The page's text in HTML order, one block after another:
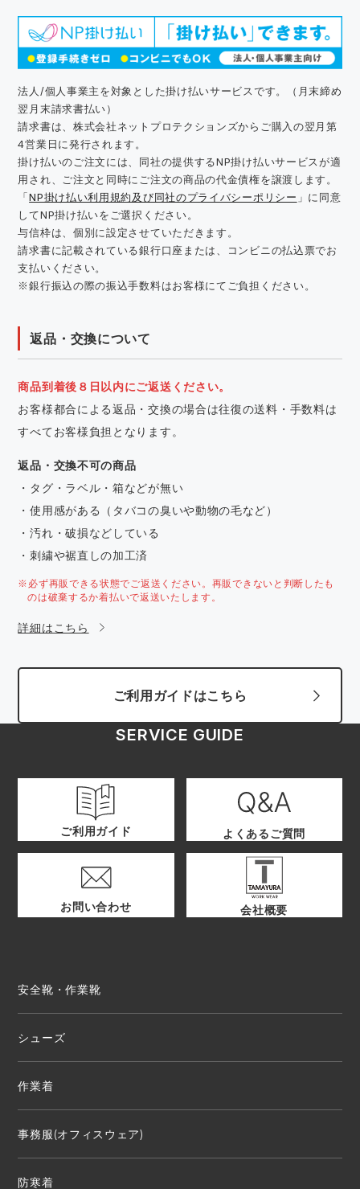
法人/個人事業主を対象とした掛け払いサービスです。（月末締め
翌月末請求書払い）
請求書は、株式会社ネットプロテクションズからご購入の翌月第
4営業日に発行されます。
掛け払いのご注文には、同社の提供するNP掛け払いサービスが適
用され、ご注文と同時にご注文の商品の代金債権を譲渡します。
「NP掛け払い利用規約及び同社のプライバシーポリシー 」に同意
してNP掛け払いをご選択ください。
与信枠は、個別に設定させていただきます。
請求書に記載されている銀行口座または、コンビニの払込票でお
支払いください。
※銀行振込の際の振込手数料はお客様にてご負担ください。
返品・交換について
商品到着後８日以内にご返送ください。
お客様都合による返品・交換の場合は往復の送料・手数料は
すべてお客様負担となります。
返品・交換不可の商品
・タグ・ラベル・箱などが無い
・使用感がある（タバコの臭いや動物の毛など）
・汚れ・破損などしている
・刺繍や裾直しの加工済
※必ず再販できる状態でご返送ください。再販できないと判断したも
のは破棄するか着払いで返送いたします。
詳細はこちら
ご利用ガイドはこちら
SERVICE GUIDE
ご利用ガイド よくあるご質問
お問い合わせ 会社概要
安全靴・作業靴
シューズ
作業着
事務服(オフィスウェア)
防寒着